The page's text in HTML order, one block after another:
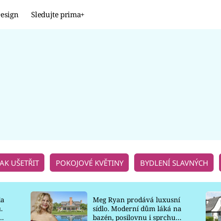
Sledujte prima+
UŠETŘIT POKOJOVÉ KVĚTINY BYDLENÍ SLAVNÝCH
Meg Ryan prodává luxusní
sídlo. Moderní dům láká na
bazén, posilovnu i sprchu